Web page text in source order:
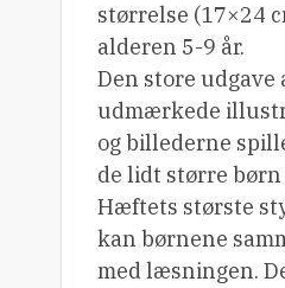
størrelse (17×24
alderen 5-9 år.
Den store
udmærkede
og billederne
de lidt større
Hæftets største
kan børnene
med læsningen.